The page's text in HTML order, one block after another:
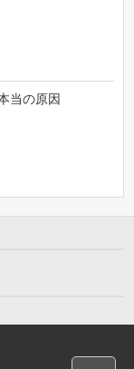
当の原因